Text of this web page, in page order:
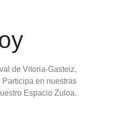
de Vitoria-Gasteiz,
en nuestras
Espacio Zuloa.